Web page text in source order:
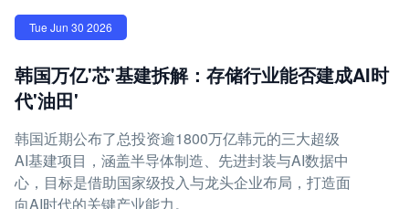
Tue Jun 30 2026
韩国万亿'芯'基建拆解：存储行业能否建成AI时
代'油田'
韩国近期公布了总投资逾1800万亿韩元的三大超级
AI基建项目，涵盖半导体制造、先进封装与AI数据中
心，目标是借助国家级投入与龙头企业布局，打造面
向AI时代的关键产业能力。